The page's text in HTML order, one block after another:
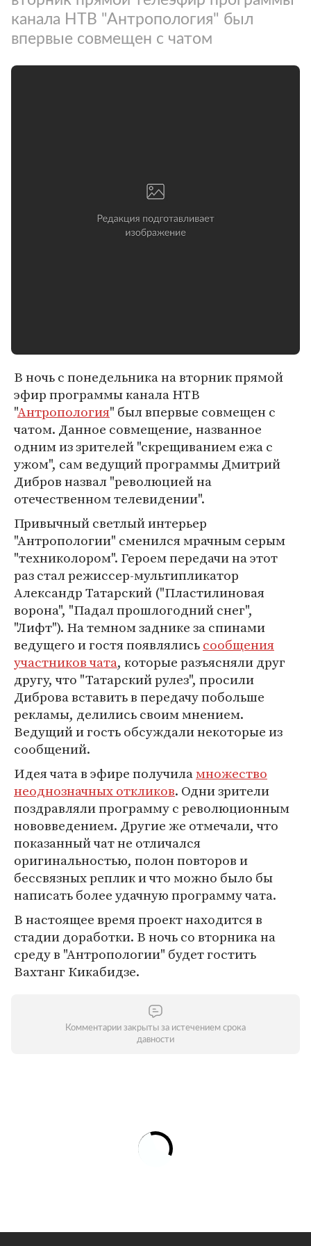
канала НТВ "Антропология" был
впервые совмещен с чатом
В ночь с понедельника на вторник прямой
эфир программы канала НТВ
"Антропология" был впервые совмещен с
чатом. Данное совмещение, названное
одним из зрителей "скрещиванием ежа с
ужом", сам ведущий программы Дмитрий
Дибров назвал "революцией на
отечественном телевидении".
Привычный светлый интерьер
"Антропологии" сменился мрачным серым
"техниколором". Героем передачи на этот
раз стал режиссер-мультипликатор
Александр Татарский ("Пластилиновая
ворона", "Падал прошлогодний снег",
"Лифт"). На темном заднике за спинами
ведущего и гостя появлялисьсообщения
участников чата, которые разъясняли друг
другу, что "Татарский рулез", просили
Диброва вставить в передачу побольше
рекламы, делились своим мнением.
Ведущий и гость обсуждали некоторые из
сообщений.
Идея чата в эфире получиламножество
неоднозначных откликов. Одни зрители
поздравляли программу с революционным
нововведением. Другие же отмечали, что
показанный чат не отличался
оригинальностью, полон повторов и
бессвязных реплик и что можно было бы
написать более удачную программу чата.
В настоящее время проект находится в
стадии доработки. В ночь со вторника на
среду в "Антропологии" будет гостить
Вахтанг Кикабидзе.
Комментарии закрыты за истечением срока
давности